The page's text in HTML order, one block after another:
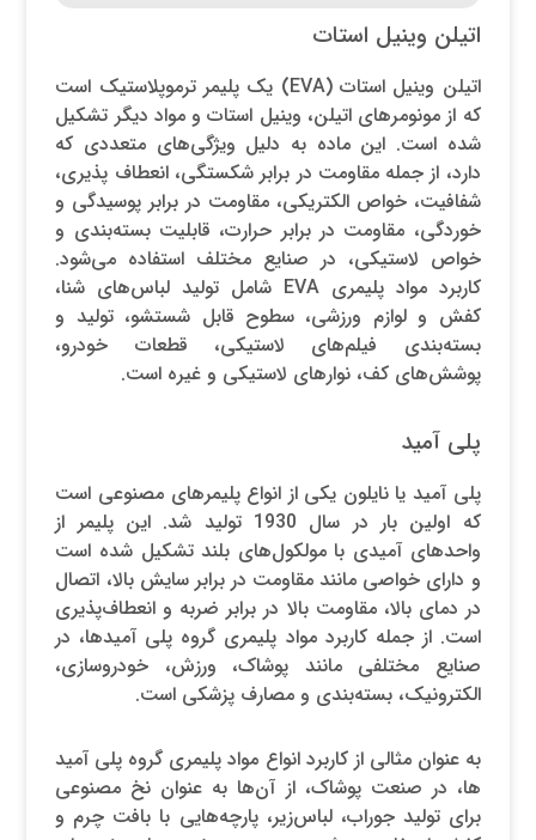
اتیلن وینیل استات
اتیلن وینیل استات (EVA) یک پلیمر ترموپلاستیک است
که از مونومرهای اتیلن، وینیل استات و مواد دیگر تشکیل
شده است. این ماده به دلیل ویژگی‌های متعددی که
دارد، از جمله مقاومت در برابر شکستگی، انعطاف پذیری،
شفافیت، خواص الکتریکی، مقاومت در برابر پوسیدگی و
خوردگی، مقاومت در برابر حرارت، قابلیت بسته‌بندی و
خواص لاستیکی، در صنایع مختلف استفاده می‌شود.
کاربرد مواد پلیمری EVA شامل تولید لباس‌های شنا،
کفش و لوازم ورزشی، سطوح قابل شستشو، تولید و
بسته‌بندی فیلم‌های لاستیکی، قطعات خودرو،
پوشش‌های کف، نوارهای لاستیکی و غیره است.
پلی آمید
پلی آمید یا نایلون یکی از انواع پلیمرهای مصنوعی است
که اولین بار در سال 1930 تولید شد. این پلیمر از
واحدهای آمیدی با مولکول‌های بلند تشکیل شده است
و دارای خواصی مانند مقاومت در برابر سایش بالا، اتصال
در دمای بالا، مقاومت بالا در برابر ضربه و انعطاف‌پذیری
است. از جمله کاربرد مواد پلیمری گروه پلی آمیدها، در
صنایع مختلفی مانند پوشاک، ورزش، خودروسازی،
الکترونیک، بسته‌بندی و مصارف پزشکی است.
به عنوان مثالی از کاربرد انواع مواد پلیمری گروه پلی آمید
ها، در صنعت پوشاک، از ‌آن‌ها به عنوان نخ مصنوعی
برای تولید جوراب، لباس‌زیر، پارچه‌هایی با بافت چرم و